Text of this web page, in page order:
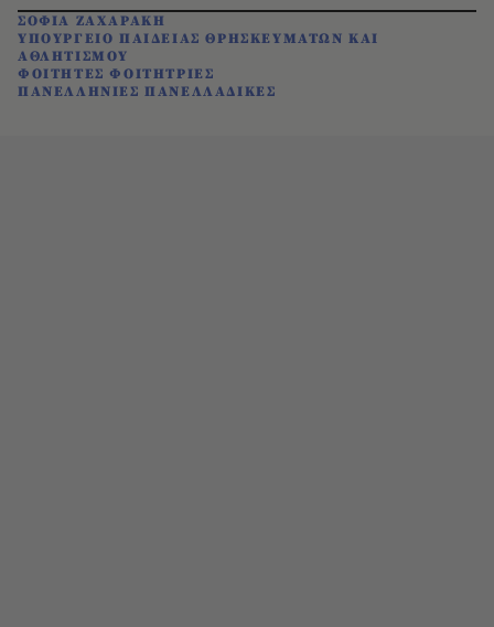
ΣΟΦΙΑ ΖΑΧΑΡΑΚΗ
ΥΠΟΥΡΓΕΙΟ ΠΑΙΔΕΙΑΣ ΘΡΗΣΚΕΥΜΑΤΩΝ ΚΑΙ
ΑΘΛΗΤΙΣΜΟΥ
ΦΟΙΤΗΤΕΣ ΦΟΙΤΗΤΡΙΕΣ
ΠΑΝΕΛΛΗΝΙΕΣ ΠΑΝΕΛΛΑΔΙΚΕΣ